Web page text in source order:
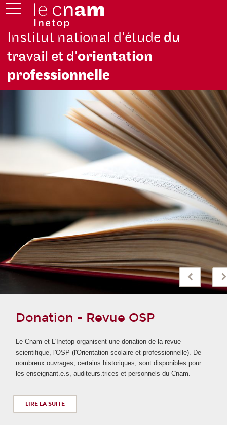
Institut national d'étude du
travail et d'orientation
professionnelle
Donation - Revue OSP
Le Cnam et L'Inetop organisent une donation de la revue
scientifique, l'OSP (l'Orientation scolaire et professionnelle). De
nombreux ouvrages, certains historiques, sont disponibles pour
les enseignant.e.s, auditeurs.trices et personnels du Cnam.
LIRE LA SUITE